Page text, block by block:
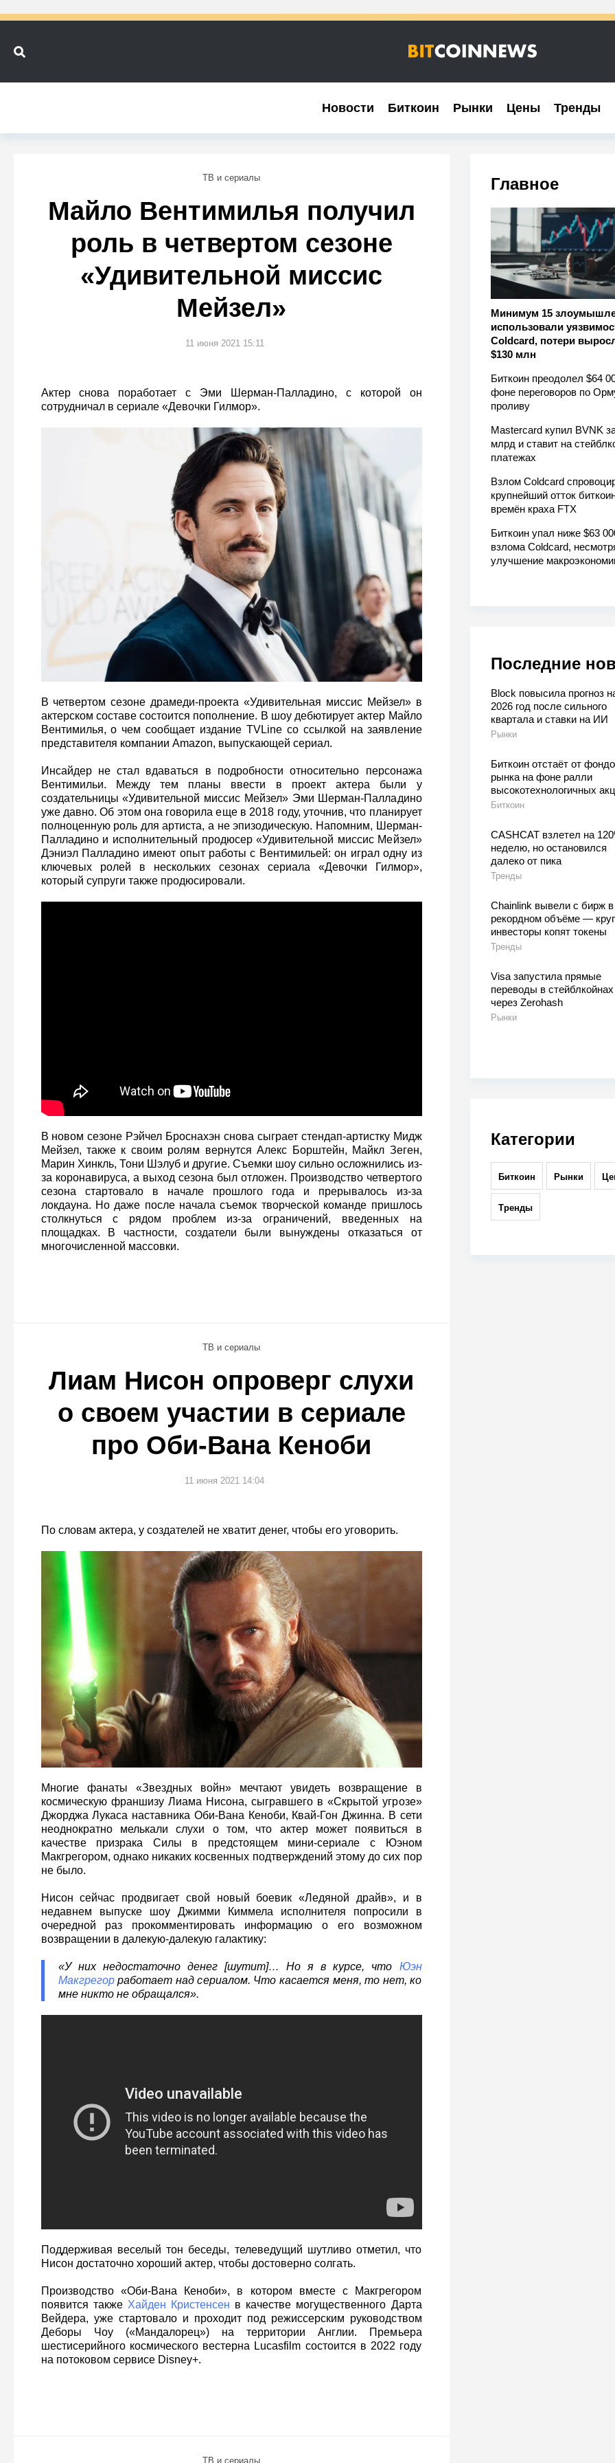
Новости Биткоин Рынки Цены Тренды
Новости Биткоин Рынки Цены Тренды
Главное
Минимум 15
использовали
Coldcard, потери
$130 млн
Биткоин преодолел $64
фоне переговоров по
проливу
Mastercard купил BVNK
млрд и ставит на
платежах
Взлом Coldcard
крупнейший отток
времён краха FTX
Биткоин упал ниже $63
взлома Coldcard,
улучшение
Последние
Block повысила прогноз
2026 год после сильного
квартала и ставки на ИИ
Рынки
Биткоин отстаёт от
рынка на фоне ралли
высокотехнологичных
Биткоин
CASHCAT взлетел на
неделю, но остановился
далеко от пика
Тренды
Chainlink вывели с бирж в
рекордном объёме —
инвесторы копят токены
Тренды
Visa запустила прямые
переводы в стейблкойнах
через Zerohash
Рынки
Категории
Биткоин Рынки
Тренды
ТВ и сериалы
Майло Вентимилья получил
роль в четвертом сезоне
«Удивительной миссис
Мейзел»
11 июня 2021 15:11
Актер снова поработает с Эми Шерман-Палладино, с которой он
сотрудничал в сериале «Девочки Гилмор».
В четвертом сезоне драмеди-проекта «Удивительная миссис Мейзел» в
актерском составе состоится пополнение. В шоу дебютирует актер Майло
Вентимилья, о чем сообщает издание TVLine со ссылкой на заявление
представителя компании Amazon, выпускающей сериал.
Инсайдер не стал вдаваться в подробности относительно персонажа
Вентимильи. Между тем планы ввести в проект актера были у
создательницы «Удивительной миссис Мейзел» Эми Шерман-Палладино
уже давно. Об этом она говорила еще в 2018 году, уточнив, что планирует
полноценную роль для артиста, а не эпизодическую. Напомним, Шерман-
Палладино и исполнительный продюсер «Удивительной миссис Мейзел»
Дэниэл Палладино имеют опыт работы с Вентимильей: он играл одну из
ключевых ролей в нескольких сезонах сериала «Девочки Гилмор»,
который супруги также продюсировали.
В новом сезоне Рэйчел Броснахэн снова сыграет стендап-артистку Мидж
Мейзел, также к своим ролям вернутся Алекс Борштейн, Майкл Зеген,
Марин Хинкль, Тони Шэлуб и другие. Съемки шоу сильно осложнились из-
за коронавируса, а выход сезона был отложен. Производство четвертого
сезона стартовало в начале прошлого года и прерывалось из-за
локдауна. Но даже после начала съемок творческой команде пришлось
столкнуться с рядом проблем из-за ограничений, введенных на
площадках. В частности, создатели были вынуждены отказаться от
многочисленной массовки.
ТВ и сериалы
Лиам Нисон опроверг слухи
о своем участии в сериале
про Оби-Вана Кеноби
11 июня 2021 14:04
По словам актера, у создателей не хватит денег, чтобы его уговорить.
Многие фанаты «Звездных войн» мечтают увидеть возвращение в
космическую франшизу Лиама Нисона, сыгравшего в «Скрытой угрозе»
Джорджа Лукаса наставника Оби-Вана Кеноби, Квай-Гон Джинна. В сети
неоднократно мелькали слухи о том, что актер может появиться в
качестве призрака Силы в предстоящем мини-сериале с Юэном
Макгрегором, однако никаких косвенных подтверждений этому до сих пор
не было.
Нисон сейчас продвигает свой новый боевик «Ледяной драйв», и в
недавнем выпуске шоу Джимми Киммела исполнителя попросили в
очередной раз прокомментировать информацию о его возможном
возвращении в далекую-далекую галактику:
«У них недостаточно денег [шутит]… Но я в курсе, что Юэн
Макгрегорработает над сериалом. Что касается меня, то нет, ко
мне никто не обращался».
Поддерживая веселый тон беседы, телеведущий шутливо отметил, что
Нисон достаточно хороший актер, чтобы достоверно солгать.
Производство «Оби-Вана Кеноби», в котором вместе с Макгрегором
появится также Хайден Кристенсен в качестве могущественного Дарта
Вейдера, уже стартовало и проходит под режиссерским руководством
Деборы Чоу («Мандалорец») на территории Англии. Премьера
шестисерийного космического вестерна Lucasfilm состоится в 2022 году
на потоковом сервисе Disney+.
ТВ и сериалы